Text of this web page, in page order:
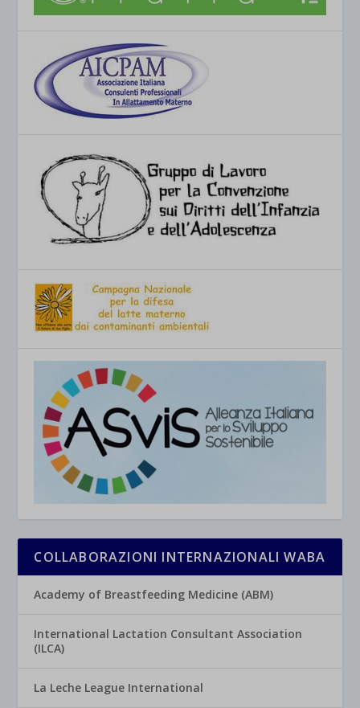
COLLABORAZIONI INTERNAZIONALI WABA
Academy of Breastfeeding Medicine (ABM)
International Lactation Consultant Association
(ILCA)
La Leche League International